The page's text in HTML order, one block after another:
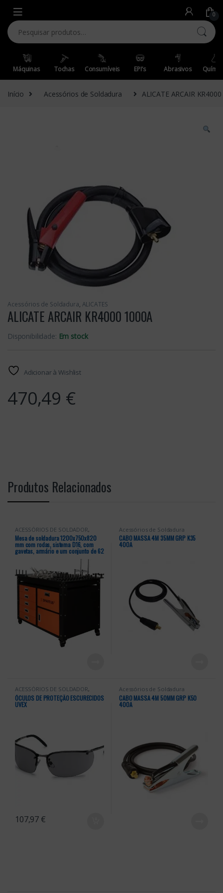
0
Pesquisar por:
Máquinas Tochas Consumíveis EPI’s Abrasivos
Início Acessórios de Soldadura ALICATE ARCAIR
Acessórios de Soldadura, ALICATES
ALICATE ARCAIR KR4000 1000A
Disponibilidade: Em stock
Adicionar à Wishlist
470,49 €
Produtos Relacionados
ACESSÓRIOS DE SOLDADOR,
Acessórios de Soldadura,
ACESSÓRIOS DE TRABALHO,
Diversos
Mesa de soldadura 1200x750x820
mm com rodas, sistema D16, com
gavetas, armário e um conjunto de 62
peças de ferramentas.
Acessórios de Soldadura
CABO MASSA 4M 35MM GRP K35
400A
ACESSÓRIOS DE SOLDADOR,
Acessórios de Soldadura,
Acessórios Soldadura,EPI's
ÓCULOS DE PROTEÇÃO ESCURECIDOS
UVEX
107,97 €
Acessórios de Soldadura
CABO MASSA 4M 50MM GRP K50
400A